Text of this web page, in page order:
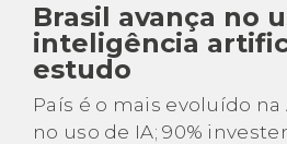
Brasil avança no
inteligência
estudo
País é o mais evoluído
no uso de IA; 90%